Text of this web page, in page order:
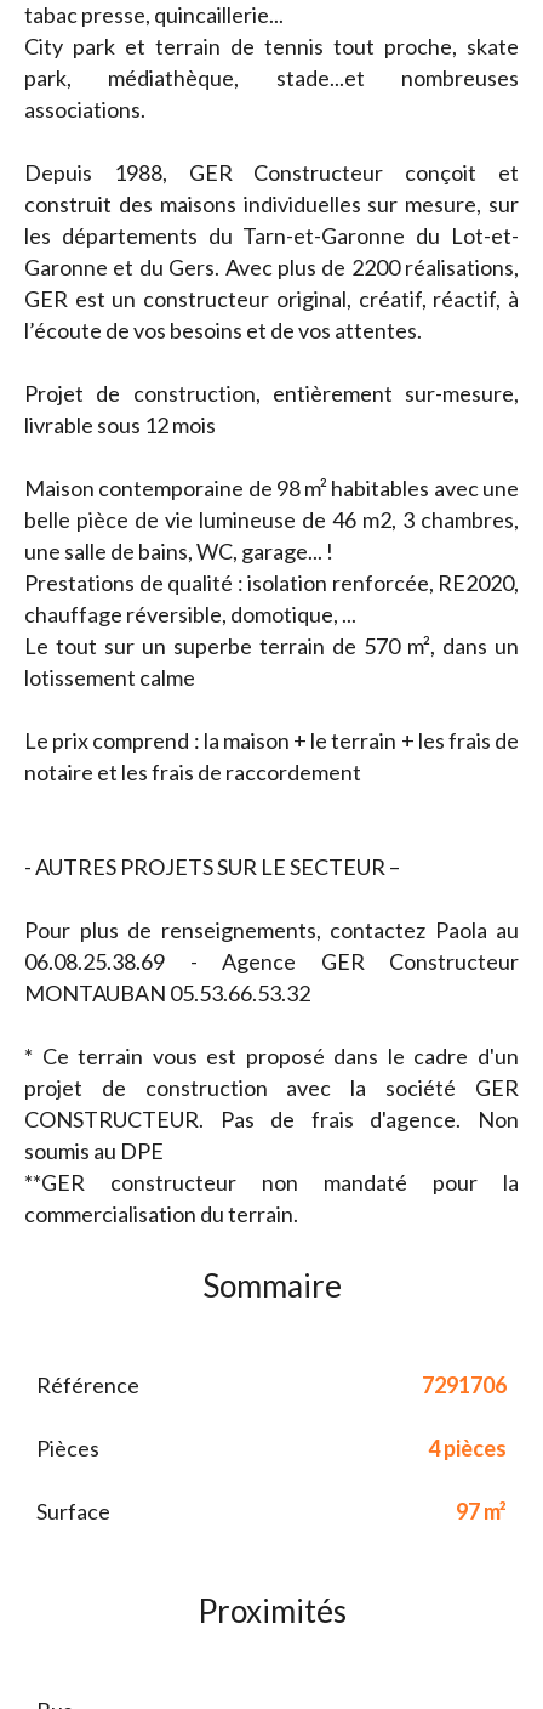
tabac presse, quincaillerie...
City park et terrain de tennis tout proche, skate
park, médiathèque, stade...et nombreuses
associations.
Depuis 1988, GER Constructeur conçoit et
construit des maisons individuelles sur mesure, sur
les départements du Tarn-et-Garonne du Lot-et-
Garonne et du Gers. Avec plus de 2200 réalisations,
GER est un constructeur original, créatif, réactif, à
l’écoute de vos besoins et de vos attentes.
Projet de construction, entièrement sur-mesure,
livrable sous 12 mois
Maison contemporaine de 98 m² habitables avec une
belle pièce de vie lumineuse de 46 m2, 3 chambres,
une salle de bains, WC, garage... !
Prestations de qualité : isolation renforcée, RE2020,
chauffage réversible, domotique, ...
Le tout sur un superbe terrain de 570 m², dans un
lotissement calme
Le prix comprend : la maison + le terrain + les frais de
notaire et les frais de raccordement
- AUTRES PROJETS SUR LE SECTEUR –
Pour plus de renseignements, contactez Paola au
06.08.25.38.69 - Agence GER Constructeur
MONTAUBAN 05.53.66.53.32
* Ce terrain vous est proposé dans le cadre d'un
projet de construction avec la société GER
CONSTRUCTEUR. Pas de frais d'agence. Non
soumis au DPE
**GER constructeur non mandaté pour la
commercialisation du terrain.
Sommaire
Référence 7291706
Pièces 4 pièces
Surface 97 m²
Proximités